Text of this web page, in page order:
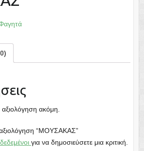
ακόμη.
“ΜΟΥΣΑΚΑΣ”
για να δημοσιεύσετε μια κριτική.